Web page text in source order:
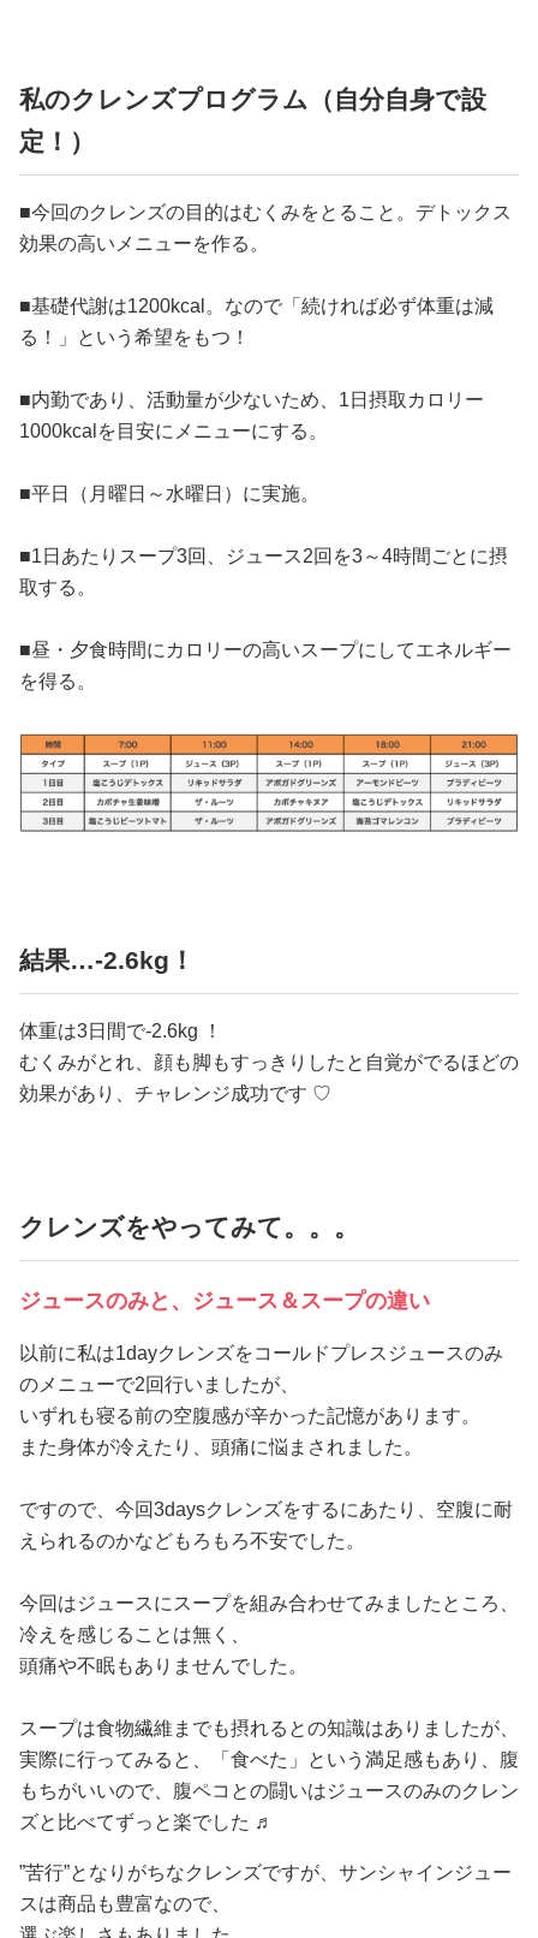
私のクレンズプログラム（自分自身で設
定！）
■今回のクレンズの目的はむくみをとること。デトックス
効果の高いメニューを作る。
■基礎代謝は1200kcal。なので「続ければ必ず体重は減
る！」という希望をもつ！
■内勤であり、活動量が少ないため、1日摂取カロリー
1000kcalを目安にメニューにする。
■平日（月曜日～水曜日）に実施。
■1日あたりスープ3回、ジュース2回を3～4時間ごとに摂
取する。
■昼・夕食時間にカロリーの高いスープにしてエネルギー
を得る。
結果…-2.6kg！
体重は3日間で-2.6kg ！
むくみがとれ、顔も脚もすっきりしたと自覚がでるほどの
効果があり、チャレンジ成功です ♡
クレンズをやってみて。。。
ジュースのみと、ジュース＆スープの違い
以前に私は1dayクレンズをコールドプレスジュースのみ
のメニューで2回行いましたが、
いずれも寝る前の空腹感が辛かった記憶があります。
また身体が冷えたり、頭痛に悩まされました。
ですので、今回3daysクレンズをするにあたり、空腹に耐
えられるのかなどもろもろ不安でした。
今回はジュースにスープを組み合わせてみましたところ、
冷えを感じることは無く、
頭痛や不眠もありませんでした。
スープは食物繊維までも摂れるとの知識はありましたが、
実際に行ってみると、「食べた」という満足感もあり、腹
もちがいいので、腹ペコとの闘いはジュースのみのクレン
ズと比べてずっと楽でした ♬
”苦行”となりがちなクレンズですが、サンシャインジュー
スは商品も豊富なので、